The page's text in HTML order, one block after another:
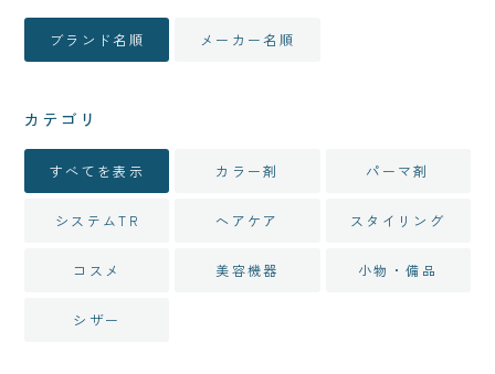
ブランド名順 メーカー名順
カテゴリ
すべてを表示 カラー剤 パーマ剤
システムTR ヘアケア スタイリング
コスメ 美容機器 小物・備品
シザー